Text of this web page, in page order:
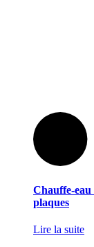
Chauffe-
plaques
Lire la suite